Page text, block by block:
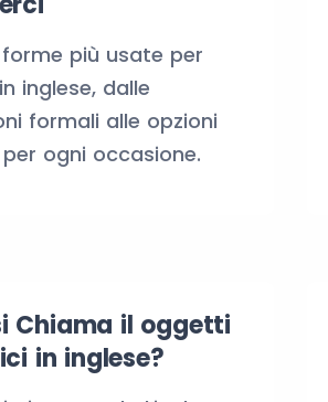
più usate per
inglese, dalle
formali alle opzioni
ogni occasione.
Chiama il oggetti
in inglese?